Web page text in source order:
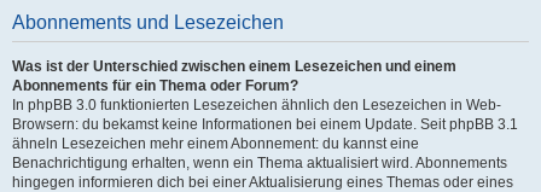
Abonnements und Lesezeichen
Was ist der Unterschied zwischen einem Lesezeichen und einem
Abonnements für ein Thema oder Forum?
In phpBB 3.0 funktionierten Lesezeichen ähnlich den Lesezeichen in Web-
Browsern: du bekamst keine Informationen bei einem Update. Seit phpBB 3.1
ähneln Lesezeichen mehr einem Abonnement: du kannst eine
Benachrichtigung erhalten, wenn ein Thema aktualisiert wird. Abonnements
hingegen informieren dich bei einer Aktualisierung eines Themas oder eines